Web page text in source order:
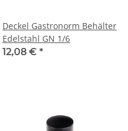
Deckel Gastronorm Behälter
Edelstahl GN 1/6
12,08 € *